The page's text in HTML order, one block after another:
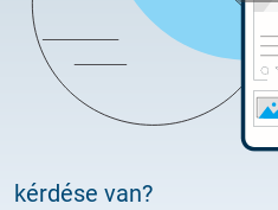
kérdése van?